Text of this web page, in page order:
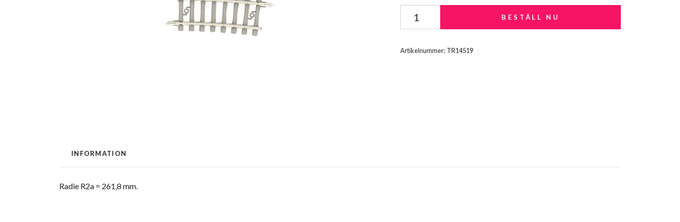
BESTÄLL NU
Artikelnummer: TR14519
INFORMATION
Radie R2a = 261,8 mm.